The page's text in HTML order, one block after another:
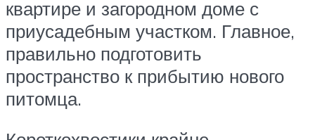
квартире и загородном доме с
приусадебным участком. Главное,
правильно подготовить
пространство к прибытию нового
питомца.